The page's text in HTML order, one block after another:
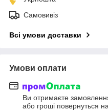
Самовивіз
Всі умови доставки
Умови оплати
Ви отримаєте
або гроші повернуться